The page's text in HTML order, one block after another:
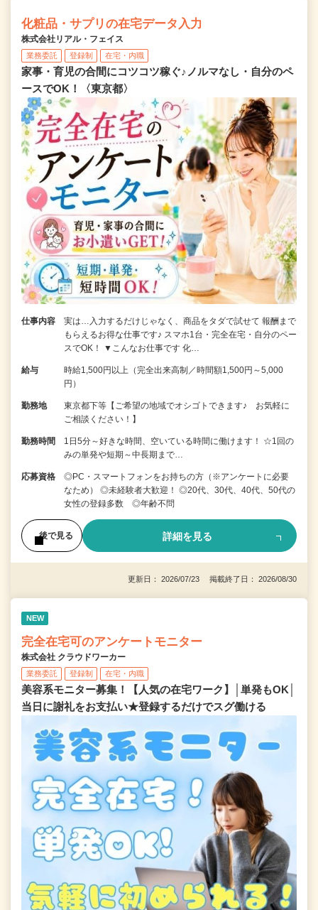
化粧品・サプリの在宅データ入力
株式会社リアル・フェイス
業務委託 登録制 在宅・内職
家事・育児の合間にコツコツ稼ぐ♪ノルマなし・自分のペ
ースでOK！〈東京都〉
仕事内容
実は…入力するだけじゃなく、商品をタダで試せて 報酬まで
もらえるお得な仕事です♪ スマホ1台・完全在宅・自分のペー
スでOK！ ▼こんなお仕事です 化…
給与
時給1,500円以上（完全出来高制／時間額1,500円～5,000
円）
勤務地
東京都下等【ご希望の地域でオシゴトできます♪ お気軽に
ご相談ください！】
勤務時間
1日5分～好きな時間、空いている時間に働けます！ ☆1回の
みの単発や短期～中長期まで…
応募資格
◎PC・スマートフォンをお持ちの方（※アンケートに必要
なため） ◎未経験者大歓迎！ ◎20代、30代、40代、50代の
女性の登録多数 ◎年齢不問
後で見る 詳細を見る
更新日： 2026/07/23 掲載終了日： 2026/08/30
NEW
完全在宅可のアンケートモニター
株式会社 クラウドワーカー
業務委託 登録制 在宅・内職
美容系モニター募集！【人気の在宅ワーク】│単発もOK│
当日に謝礼をお支払い★登録するだけでスグ働ける